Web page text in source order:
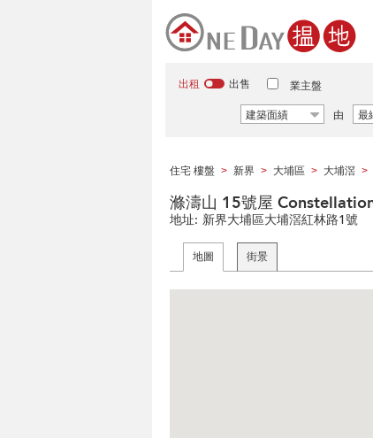
出租 出售 業主盤
建築面績
由 最
住宅 樓盤 > 新界 > 大埔區 > 大埔滘 >
滌濤山 15號屋
地址: 新界大埔區大埔滘紅林路1號
地圖 街景